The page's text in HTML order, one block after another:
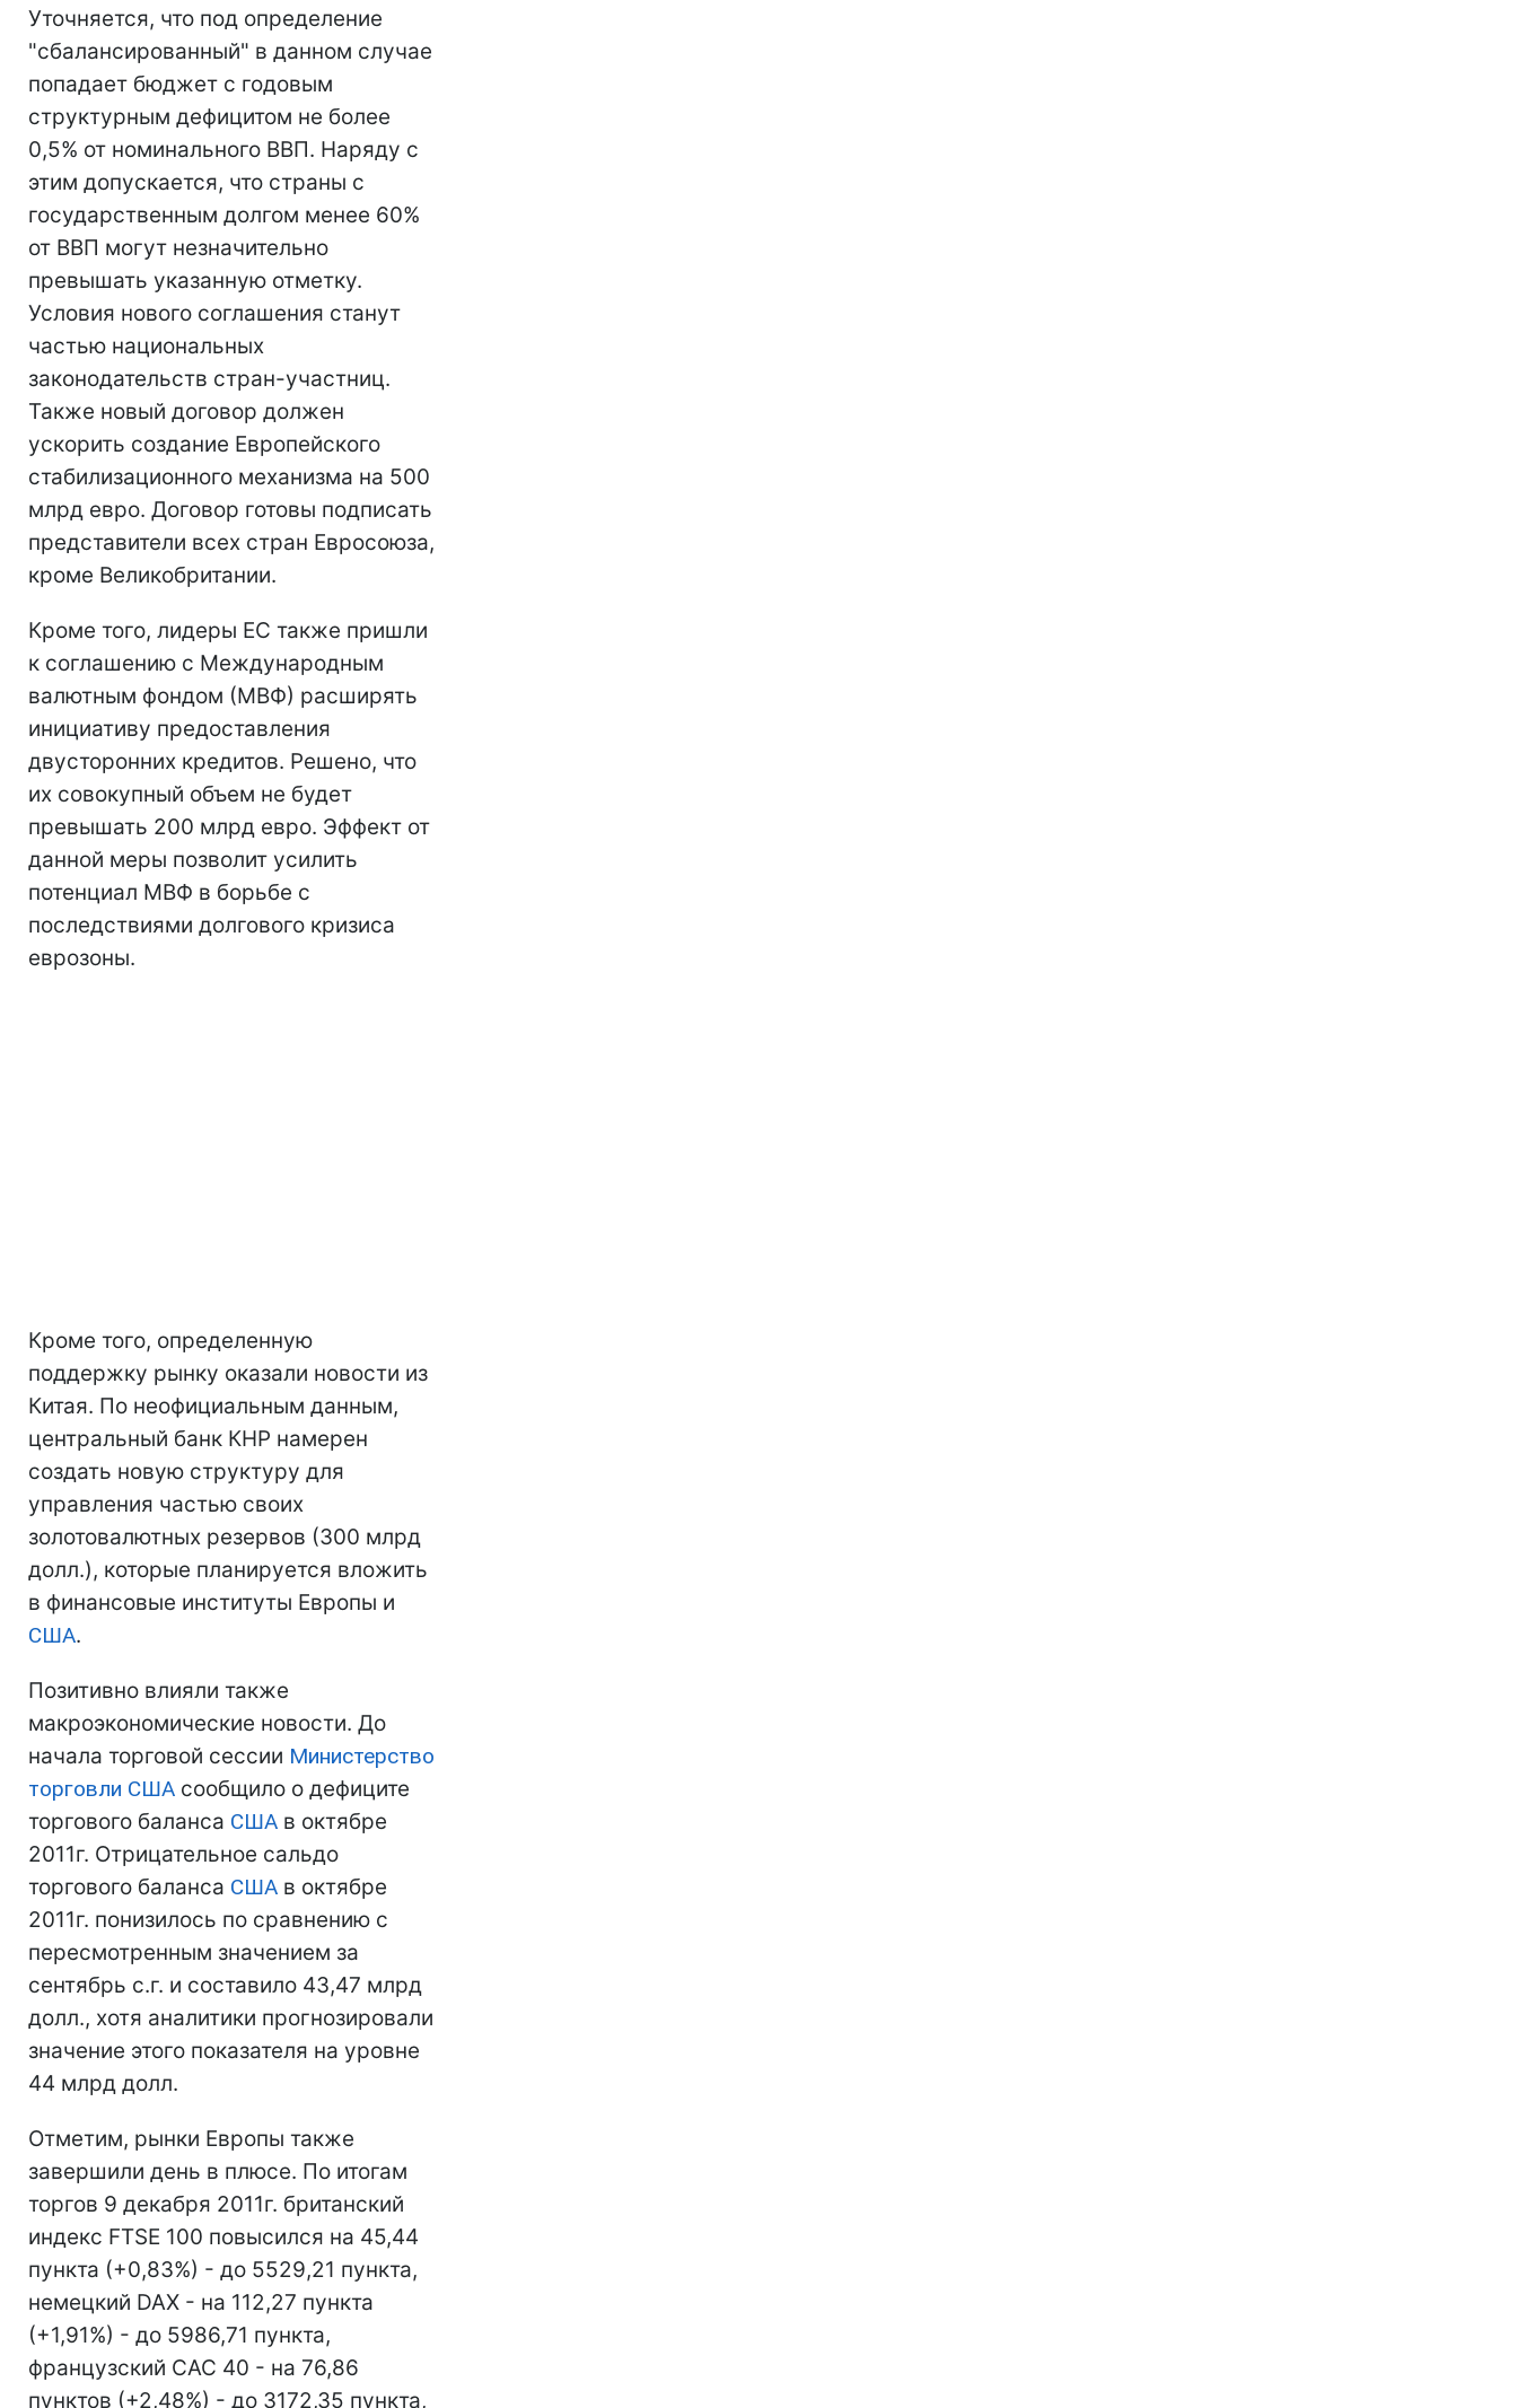
Уточняется, что под определение
"сбалансированный" в данном случае
попадает бюджет с годовым
структурным дефицитом не более
0,5% от номинального ВВП. Наряду с
этим допускается, что страны с
государственным долгом менее 60%
от ВВП могут незначительно
превышать указанную отметку.
Условия нового соглашения станут
частью национальных
законодательств стран-участниц.
Также новый договор должен
ускорить создание Европейского
стабилизационного механизма на 500
млрд евро. Договор готовы подписать
представители всех стран Евросоюза,
кроме Великобритании.
Кроме того, лидеры ЕС также пришли
к соглашению с Международным
валютным фондом (МВФ) расширять
инициативу предоставления
двусторонних кредитов. Решено, что
их совокупный объем не будет
превышать 200 млрд евро. Эффект от
данной меры позволит усилить
потенциал МВФ в борьбе с
последствиями долгового кризиса
еврозоны.
Кроме того, определенную
поддержку рынку оказали новости из
Китая. По неофициальным данным,
центральный банк КНР намерен
создать новую структуру для
управления частью своих
золотовалютных резервов (300 млрд
долл.), которые планируется вложить
в финансовые институты Европы и
США.
Позитивно влияли также
макроэкономические новости. До
начала торговой сессии Министерство
торговли США сообщило о дефиците
торгового баланса США в октябре
2011г. Отрицательное сальдо
торгового баланса США в октябре
2011г. понизилось по сравнению с
пересмотренным значением за
сентябрь с.г. и составило 43,47 млрд
долл., хотя аналитики прогнозировали
значение этого показателя на уровне
44 млрд долл.
Отметим, рынки Европы также
завершили день в плюсе. По итогам
торгов 9 декабря 2011г. британский
индекс FTSE 100 повысился на 45,44
пункта (+0,83%) - до 5529,21 пункта,
немецкий DAX - на 112,27 пункта
(+1,91%) - до 5986,71 пункта,
французский CAC 40 - на 76,86
пунктов (+2,48%) - до 3172,35 пункта,